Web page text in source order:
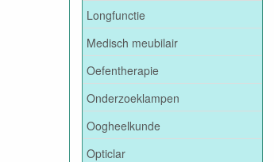
Longfunctie
Medisch meubilair
Oefentherapie
Onderzoeklampen
Oogheelkunde
Opticlar